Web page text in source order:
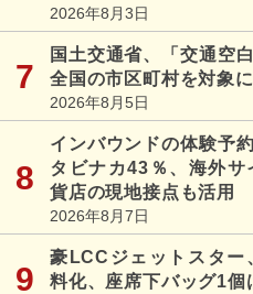
2026年8月3日
国土交通省、「交通空
全国の市区町村を対象
2026年8月5日
インバウンドの体験予
タビナカ43％、海外
貨店の現地接点も活
2026年8月7日
豪LCCジェットスター
料化、座席下バッグ1個